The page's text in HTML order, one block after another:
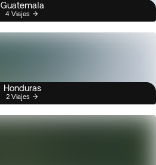
Guatemala
4 Viajes
Honduras
2 Viajes